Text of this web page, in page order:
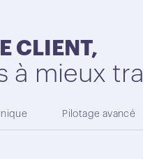
CLIENT,
à mieux
Pilotage avancé